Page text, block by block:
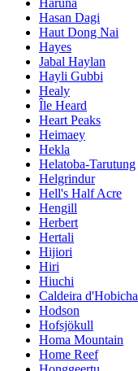
Hasan Dagi
Haut Dong Nai
Hayes
Jabal Haylan
Hayli Gubbi
Healy
Île Heard
Heart Peaks
Heimaey
Hekla
Helatoba-Tarutung
Helgrindur
Hell's Half Acre
Hengill
Herbert
Hertali
Hijiori
Hiri
Hiuchi
Caldeira d'Hobicha
Hodson
Hofsjökull
Homa Mountain
Home Reef